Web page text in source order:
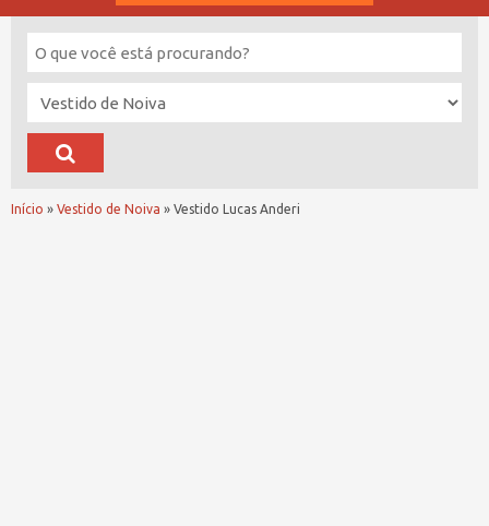
Início » Vestido de Noiva » Vestido Lucas Anderi